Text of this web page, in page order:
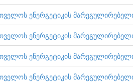
ენერგეტიკის
ენერგეტიკის
ენერგეტიკის
ენერგეტიკის